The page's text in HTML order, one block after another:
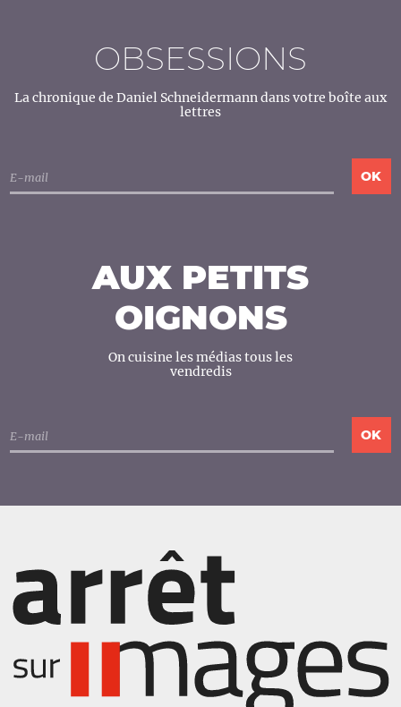
OBSESSIONS
La chronique de Daniel Schneidermann dans votre boîte aux
lettres
AUX PETITS
OIGNONS
On cuisine les médias tous les
vendredis